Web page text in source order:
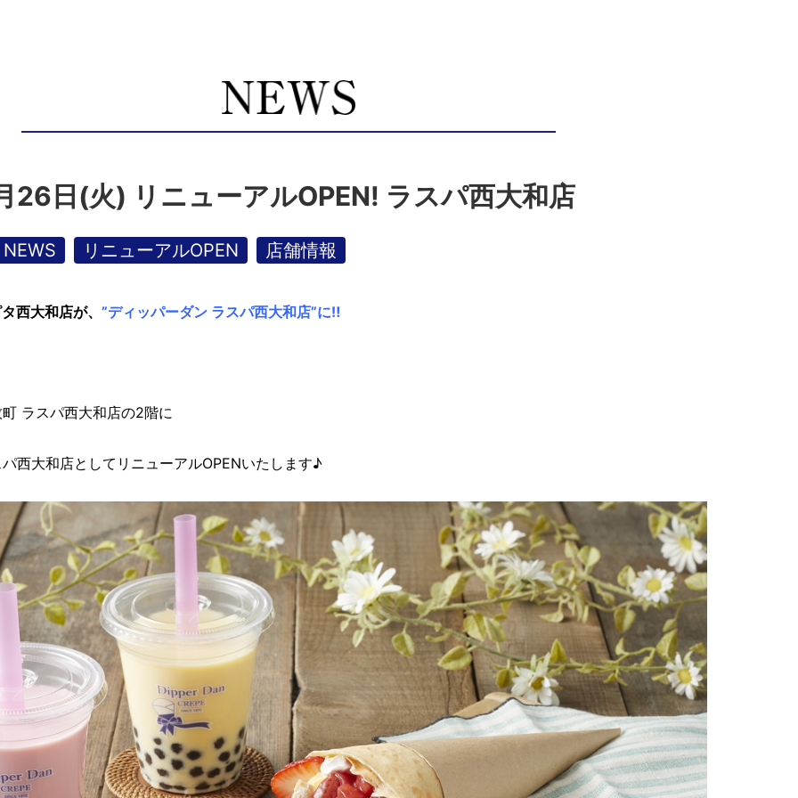
26日(火) リニューアルOPEN! ラスパ西大和店
NEWS リニューアルOPEN 店舗情報
西大和店が、 ”ディッパーダン ラスパ西大和店”に‼
ラスパ西大和店の2階に
西大和店としてリニューアルOPENいたします♪